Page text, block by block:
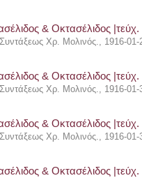
& Οκτασέλιδος
Συντάξεως Χρ. Μολινός., 1916-01-
& Οκτασέλιδος
Συντάξεως Χρ. Μολινός., 1916-01-
& Οκτασέλιδος
Συντάξεως Χρ. Μολινός., 1916-01-
& Οκτασέλιδος